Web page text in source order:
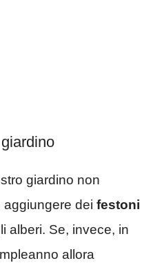
giardino non
aggiungere dei festoni
alberi. Se, invece, in
allora